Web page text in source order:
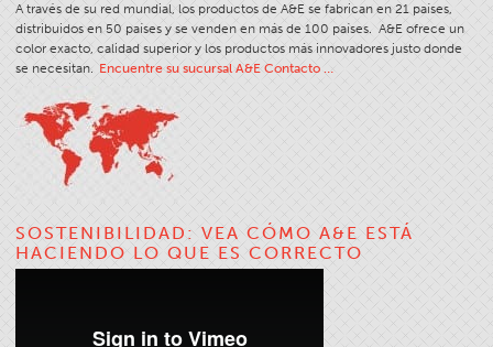
ANECALC
Boletines Técnicos
General
Productos Textiles Para Aplicaciones Técnicas
Otros
Tablas De Conversión
A través de su red mundial, los productos de A&E se fabrican en 21 países,
distribuidos en 50 países y se venden en más de 100 países. A&E ofrece un
color exacto, calidad superior y los productos más innovadores justo donde
se necesitan. Encuentre su sucursal A&E Contacto …
SOSTENIBILIDAD: VEA CÓMO A&E ESTÁ
HACIENDO LO QUE ES CORRECTO